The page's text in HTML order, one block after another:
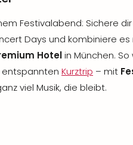
Festivalabend: Sichere
Days und kombiniere
Hotelin München.
entspannten Kurztrip – mit
viel Musik, die bleibt.